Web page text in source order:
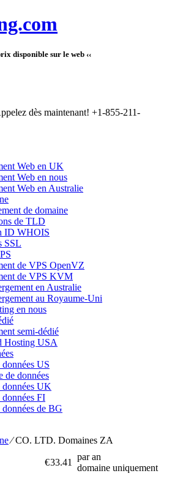
disponible sur le web ‹‹
dès maintenant! +1-855-211-
Web en UK
Web en nous
Web en Australie
de domaine
de TLD
ID WHOIS
SSL
de VPS OpenVZ
de VPS KVM
en Australie
au Royaume-Uni
en nous
semi-dédié
Hosting USA
US
de données
données UK
données FI
données de BG
⁄CO. LTD. Domaines ZA
€33.41
par an
domaine uniquement